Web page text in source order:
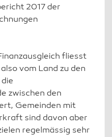
2017 der
fliesst
vom Land zu den
zwischen den
Gemeinden mit
sind davon aber
regelmässig sehr